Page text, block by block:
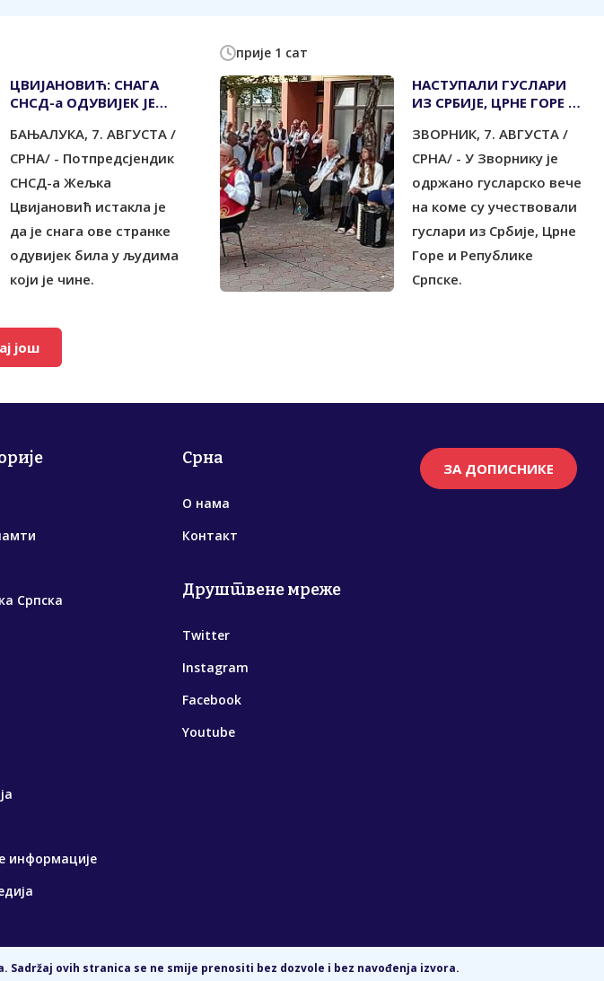
ЦВИЈАНОВИЋ: СНАГА
СНСД-а ОДУВИЈЕК ЈЕ
БАЊАЛУКА, 7. АВГУСТА /
СРНА/ - Потпредсјендик
СНСД-а Жељка
Цвијановић истакла је
да је снага ове странке
одувијек била у људима
који је чине.
прије 1 сат
НАСТУПАЛИ ГУСЛАРИ
ИЗ СРБИЈЕ, ЦРНЕ ГОРЕ И
ЗВОРНИК, 7. АВГУСТА /
СРНА/ - У Зворнику је
одржано гусларско вече
на коме су учествовали
гуслари из Србије, Црне
Горе и Републике
Српске.
још
Српска
информације
Срна
О нама
Контакт
Друштвене мреже
Twitter
Instagram
Facebook
Youtube
ЗА ДОПИСНИКЕ
Sadržaj ovih stranica se ne smije prenositi bez dozvole i bez navođenja izvora.